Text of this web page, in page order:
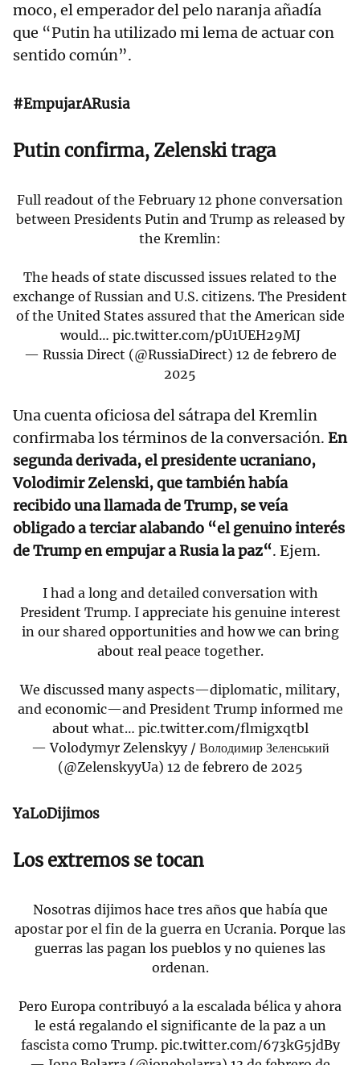
moco, el emperador del pelo naranja añadía
que “Putin ha utilizado mi lema de actuar con
sentido común”.
#EmpujarARusia
Putin confirma, Zelenski traga
Full readout of the February 12 phone conversation
between Presidents Putin and Trump as released by
the Kremlin:
The heads of state discussed issues related to the
exchange of Russian and U.S. citizens. The President
of the United States assured that the American side
would… pic.twitter.com/pU1UEH29MJ
— Russia Direct (@RussiaDirect) 12 de febrero de
2025
Una cuenta oficiosa del sátrapa del Kremlin
confirmaba los términos de la conversación. En
segunda derivada, el presidente ucraniano,
Volodimir Zelenski, que también había
recibido una llamada de Trump, se veía
obligado a terciar alabando “el genuino interés
de Trump en empujar a Rusia la paz“. Ejem.
I had a long and detailed conversation with
President Trump. I appreciate his genuine interest
in our shared opportunities and how we can bring
about real peace together.
We discussed many aspects—diplomatic, military,
and economic—and President Trump informed me
about what… pic.twitter.com/flmigxqtbl
— Volodymyr Zelenskyy / Володимир Зеленський
(@ZelenskyyUa) 12 de febrero de 2025
YaLoDijimos
Los extremos se tocan
Nosotras dijimos hace tres años que había que
apostar por el fin de la guerra en Ucrania. Porque las
guerras las pagan los pueblos y no quienes las
ordenan.
Pero Europa contribuyó a la escalada bélica y ahora
le está regalando el significante de la paz a un
fascista como Trump. pic.twitter.com/673kG5jdBy